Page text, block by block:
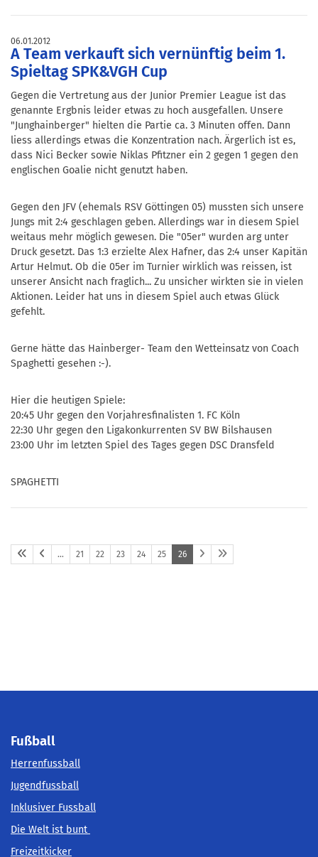
06.01.2012
A Team verkauft sich vernünftig beim 1.
Spieltag SPK&VGH Cup
Gegen die Vertretung aus der Junior Premier League ist das
genannte Ergbnis leider etwas zu hoch ausgefallen. Unsere
"Junghainberger" hielten die Partie ca. 3 Minuten offen. Dann
liess allerdings etwas die Konzentration nach. Ärgerlich ist es,
dass Nici Becker sowie Niklas Pfitzner ein 2 gegen 1 gegen den
englischen Goalie nicht genutzt haben.
Gegen den JFV (ehemals RSV Göttingen 05) mussten sich unsere
Jungs mit 2:4 geschlagen geben. Allerdings war in diesem Spiel
weitaus mehr möglich gewesen. Die "05er" wurden arg unter
Druck gesetzt. Das 1:3 erzielte Alex Hafner, das 2:4 unser Kapitän
Artur Helmut. Ob die 05er im Turnier wirklich was reissen, ist
unserer Ansicht nach fraglich... Zu unsicher wirkten sie in vielen
Aktionen. Leider hat uns in diesem Spiel auch etwas Glück
gefehlt.
Gerne hätte das Hainberger- Team den Wetteinsatz von Coach
Spaghetti gesehen :-).
Hier die heutigen Spiele:
20:45 Uhr gegen den Vorjahresfinalisten 1. FC Köln
22:30 Uhr gegen den Ligakonkurrenten SV BW Bilshausen
23:00 Uhr im letzten Spiel des Tages gegen DSC Dransfeld
SPAGHETTI
… 21 22 23 24 25 26
Fußball
Herrenfussball
Jugendfussball
Inklusiver Fussball
Die Welt ist bunt
Freizeitkicker